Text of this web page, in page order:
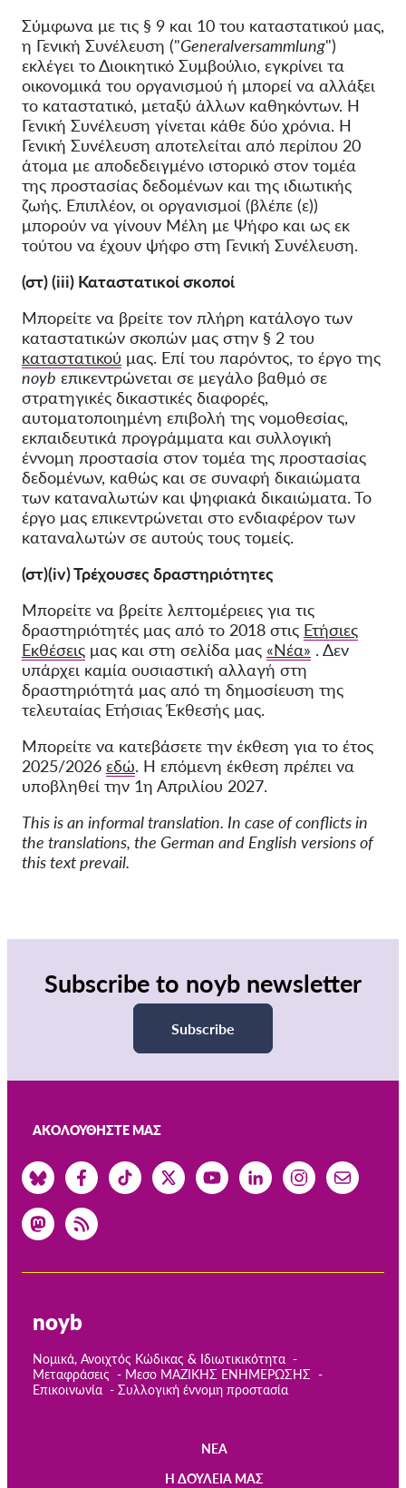
Σύμφωνα με τις § 9 και 10 του καταστατικού μας,
η Γενική Συνέλευση ("Generalversammlung")
εκλέγει το Διοικητικό Συμβούλιο, εγκρίνει τα
οικονομικά του οργανισμού ή μπορεί να αλλάξει
το καταστατικό, μεταξύ άλλων καθηκόντων. Η
Γενική Συνέλευση γίνεται κάθε δύο χρόνια. Η
Γενική Συνέλευση αποτελείται από περίπου 20
άτομα με αποδεδειγμένο ιστορικό στον τομέα
της προστασίας δεδομένων και της ιδιωτικής
ζωής. Επιπλέον, οι οργανισμοί (βλέπε (ε))
μπορούν να γίνουν Μέλη με Ψήφο και ως εκ
τούτου να έχουν ψήφο στη Γενική Συνέλευση.
(στ) (iii) Καταστατικοί σκοποί
Μπορείτε να βρείτε τον πλήρη κατάλογο των
καταστατικών σκοπών μας στην § 2 του
καταστατικού μας. Επί του παρόντος, το έργο της
noyb επικεντρώνεται σε μεγάλο βαθμό σε
στρατηγικές δικαστικές διαφορές,
αυτοματοποιημένη επιβολή της νομοθεσίας,
εκπαιδευτικά προγράμματα και συλλογική
έννομη προστασία στον τομέα της προστασίας
δεδομένων, καθώς και σε συναφή δικαιώματα
των καταναλωτών και ψηφιακά δικαιώματα. Το
έργο μας επικεντρώνεται στο ενδιαφέρον των
καταναλωτών σε αυτούς τους τομείς.
(στ)(iv) Τρέχουσες δραστηριότητες
Μπορείτε να βρείτε λεπτομέρειες για τις
δραστηριότητές μας από το 2018 στις Ετήσιες
Εκθέσεις μας και στη σελίδα μας «Νέα» . Δεν
υπάρχει καμία ουσιαστική αλλαγή στη
δραστηριότητά μας από τη δημοσίευση της
τελευταίας Ετήσιας Έκθεσής μας.
Μπορείτε να κατεβάσετε την έκθεση για το έτος
2025/2026 εδώ. Η επόμενη έκθεση πρέπει να
υποβληθεί την 1η Απριλίου 2027.
This is an informal translation. In case of conflicts in
the translations, the German and English versions of
this text prevail.
Subscribe to noyb newsletter
Subscribe
ΑΚΟΛΟΥΘΉΣΤΕ ΜΑΣ
noyb
Νομικά, Ανοιχτός Κώδικας & Ιδιωτικικότητα
Μεταφράσεις
Μεσο ΜΑΖΙΚΗΣ ΕΝΗΜΕΡΩΣΗΣ
Επικοινωνία
Συλλογική έννομη προστασία
ΝΈΑ
Η ΔΟΥΛΕΙΆ ΜΑΣ